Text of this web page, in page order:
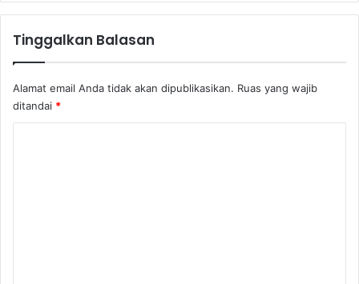
F
a
r
Tinggalkan Balasan
Alamat email Anda tidak akan dipublikasikan. Ruas yang wajib
ditandai *